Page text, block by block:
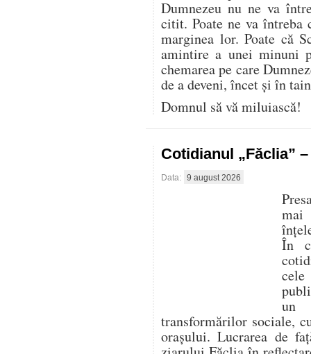
Dumnezeu nu ne va
citit. Poate ne va întreba
marginea lor. Poate că
amintire a unei minuni
chemarea pe care
de a deveni, încet și în
Domnul să vă miluiască!
Cotidianul „Făclia”
Data: 9 august 2026
În
un
transformărilor sociale,
orașului. Lucrarea de